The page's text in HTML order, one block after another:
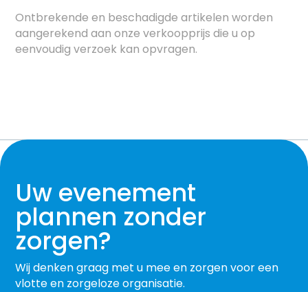
Ontbrekende en beschadigde artikelen worden
aangerekend aan onze verkoopprijs die u op
eenvoudig verzoek kan opvragen.
Uw evenement
plannen zonder
zorgen?
Wij denken graag met u mee en zorgen voor een
vlotte en zorgeloze organisatie.